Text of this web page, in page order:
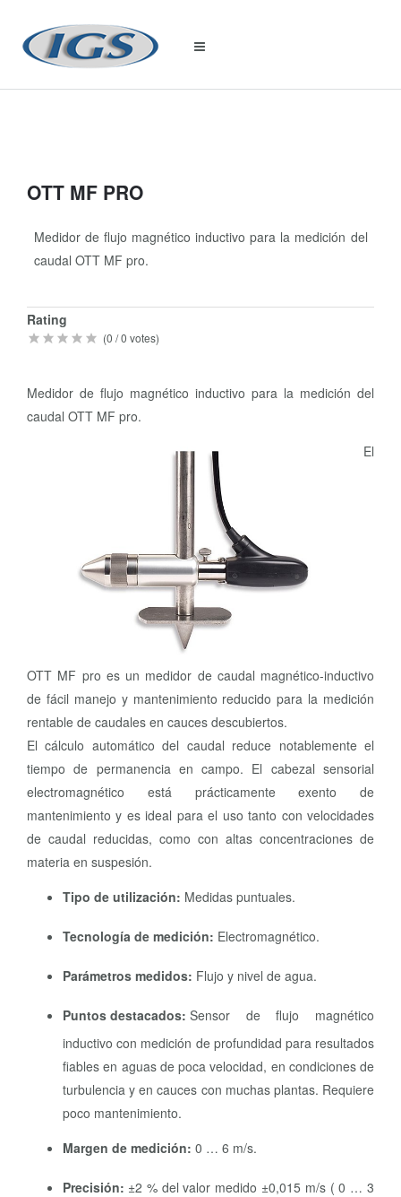
OTT MF PRO
Medidor de flujo magnético inductivo para la medición del
caudal OTT MF pro.
Quick
Info
Rating
(0 /0 votes)
Medidor de flujo magnético inductivo para la medición del
caudal OTT MF pro.
El
OTT MF pro es un medidor de caudal magnético-inductivo
de fácil manejo y mantenimiento reducido para la medición
rentable de caudales en cauces descubiertos.
El cálculo automático del caudal reduce notablemente el
tiempo de permanencia en campo. El cabezal sensorial
electromagnético está prácticamente exento de
mantenimiento y es ideal para el uso tanto con velocidades
de caudal reducidas, como con altas concentraciones de
materia en suspesión.
Tipo de utilización: Medidas puntuales.
Tecnología de medición: Electromagnético.
Parámetros medidos: Flujo y nivel de agua.
Puntos destacados: Sensor de flujo magnético
inductivo con medición de profundidad para resultados
fiables en aguas de poca velocidad, en condiciones de
turbulencia y en cauces con muchas plantas. Requiere
poco mantenimiento.
Margen de medición: 0 … 6 m/s.
Precisión: ±2 % del valor medido ±0,015 m/s ( 0 … 3